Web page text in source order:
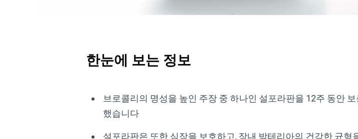
한눈에 보는 정보
브로콜리의 명성을 높인 주장 중 하나인 설포라판을 12주 동안
했습니다
설포라판은 또한 심장을 보호하고, 장내 박테리아의 건강한 균형